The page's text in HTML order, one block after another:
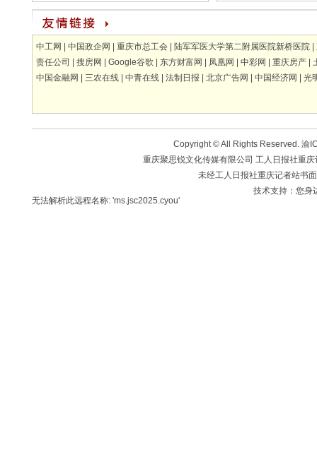
中工网 中国政企网 重庆市总工会 陆军军医大学第二附属医院新桥医院
责任公司
搜房网 Google谷歌 东方财富网 凤凰网 中彩网 重庆房产
中国金融网
三农在线 中青在线 法制日报 北京广告网 中国经济网 光
Copyright © All Rights Reserved.渝
重庆聚思锐文化传媒有限公司 工人日报社重
未经工人日报社重庆记者站书
技术支持：您
无法解析此远程名称: 'ms.jsc2025.cyou'